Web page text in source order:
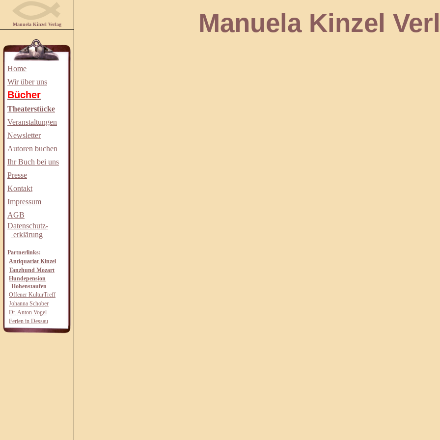
Manuela Kinzel Verlag
Home
Wir über uns
Bücher
Theaterstücke
Veranstaltungen
Newsletter
Autoren buchen
Ihr Buch bei uns
Presse
Kontakt
Impressum
AGB
Datenschutz-
erklärung
Partnerlinks:
Antiquariat Kinzel
Tanzhund Mozart
Hundepension
Hohenstaufen
Offener KulturTreff
Johanna Schober
Dr. Anton Vogel
Ferien in Dessau
Manuela Kinzel